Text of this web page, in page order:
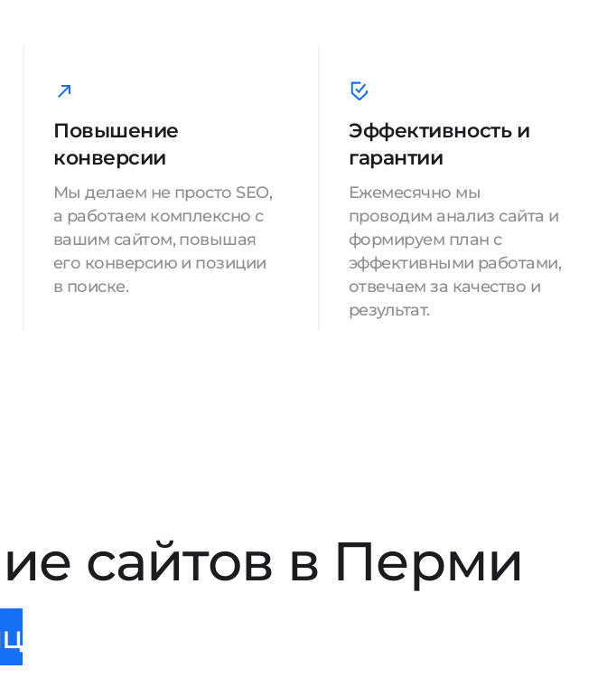
Повышение
конверсии
Мы делаем не просто SEO,
а работаем комплексно с
вашим сайтом, повышая
его конверсию и позиции
в поиске.
Эффективность и
гарантии
Ежемесячно мы
проводим анализ сайта и
формируем план с
эффективными работами,
отвечаем за качество и
результат.
сайтов в Перми